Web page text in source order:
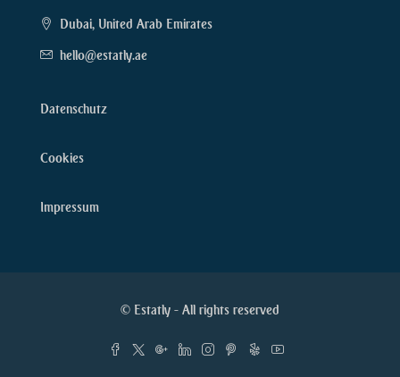
Dubai, United Arab Emirates
hello@estatly.ae
Datenschutz
Cookies
Impressum
© Estatly - All rights reserved